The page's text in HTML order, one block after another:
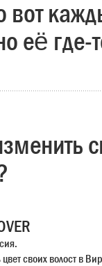
вот
её где-
своих волост в